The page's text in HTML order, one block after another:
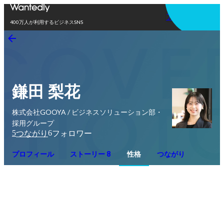
400万人が利用するビジネスSNS
アプリを使う
鎌田 梨花
株式会社GOOYA / ビジネスソリューション部・
採用グループ
5つながり 6フォロワー
プロフィール ストーリー 8 性格 つながり